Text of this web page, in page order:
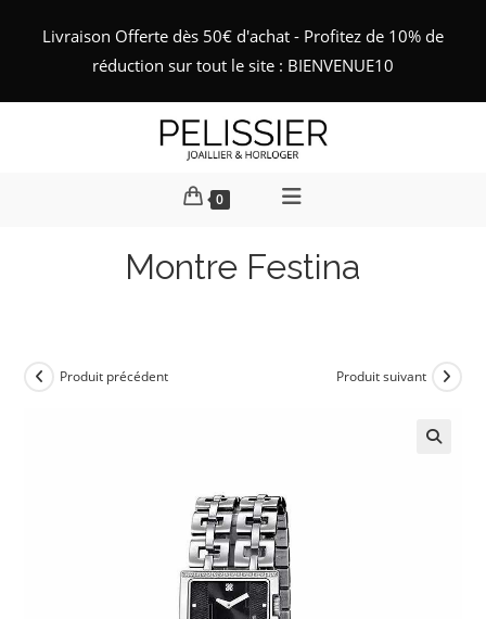
Livraison Offerte dès 50€ d'achat - Profitez de 10% de
réduction sur tout le site : BIENVENUE10
0
Montre Festina
Produit précédent Produit suivant